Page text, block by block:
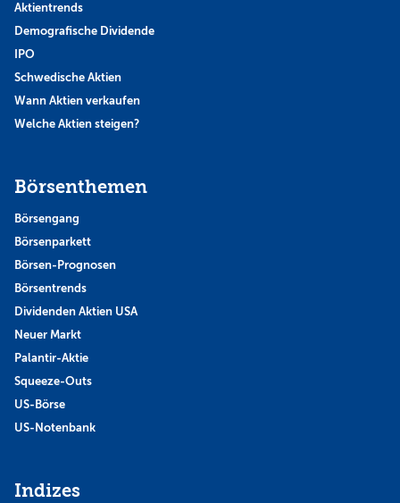
Aktientrends
Demografische Dividende
IPO
Schwedische Aktien
Wann Aktien verkaufen
Welche Aktien steigen?
Börsenthemen
Börsengang
Börsenparkett
Börsen-Prognosen
Börsentrends
Dividenden Aktien USA
Neuer Markt
Palantir-Aktie
Squeeze-Outs
US-Börse
US-Notenbank
Indizes